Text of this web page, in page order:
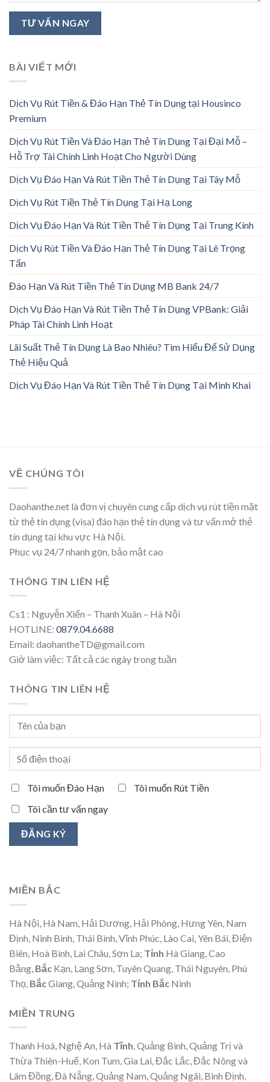
BÀI VIẾT MỚI
Dịch Vụ Rút Tiền & Đáo Hạn Thẻ Tín Dụng tại Housinco
Premium
Dịch Vụ Rút Tiền Và Đáo Hạn Thẻ Tín Dụng Tại Đại Mỗ –
Hỗ Trợ Tài Chính Linh Hoạt Cho Người Dùng
Dịch Vụ Đáo Hạn Và Rút Tiền Thẻ Tín Dụng Tại Tây Mỗ
Dịch Vụ Rút Tiền Thẻ Tín Dụng Tại Hạ Long
Dịch Vụ Đáo Hạn Và Rút Tiền Thẻ Tín Dụng Tại Trung Kính
Dịch Vụ Rút Tiền Và Đáo Hạn Thẻ Tín Dụng Tại Lê Trọng
Tấn
Đáo Hạn Và Rút Tiền Thẻ Tín Dụng MB Bank 24/7
Dịch Vụ Đáo Hạn Và Rút Tiền Thẻ Tín Dụng VPBank: Giải
Pháp Tài Chính Linh Hoạt
Lãi Suất Thẻ Tín Dụng Là Bao Nhiêu? Tìm Hiểu Để Sử Dụng
Thẻ Hiệu Quả
Dịch Vụ Đáo Hạn Và Rút Tiền Thẻ Tín Dụng Tại Minh Khai
VỀ CHÚNG TÔI
Daohanthe.net là đơn vị chuyên cung cấp dịch vụ rút tiền mặt
từ thẻ tín dụng (visa) đáo hạn thẻ tín dụng và tư vấn mở thẻ
tín dụng tại khu vực Hà Nội.
Phục vụ 24/7 nhanh gọn, bảo mật cao
THÔNG TIN LIÊN HỆ
Cs1 : Nguyễn Xiển – Thanh Xuân – Hà Nội
HOTLINE: 0879.04.6688
Email: daohantheTD@gmail.com
Giờ làm việc: Tất cả các ngày trong tuần
THÔNG TIN LIÊN HỆ
Tôi muốn Đáo Hạn
Tôi muốn Rút Tiền
Tôi cần tư vấn ngay
MIỀN BẮC
Hà Nội, Hà Nam, Hải Dương, Hải Phòng, Hưng Yên, Nam
Định, Ninh Bình, Thái Bình, Vĩnh Phúc, Lào Cai, Yên Bái, Điện
Biên, Hoà Bình, Lai Châu, Sơn La; Tỉnh Hà Giang, Cao
Bằng, Bắc Kạn, Lạng Sơn, Tuyên Quang, Thái Nguyên, Phú
Thọ, BắcGiang, Quảng Ninh; Tỉnh Bắc Ninh
MIỀN TRUNG
Thanh Hoá, Nghệ An, Hà Tĩnh, Quảng Bình, Quảng Trị và
Thừa Thiên-Huế, Kon Tum, Gia Lai, Đắc Lắc, Đắc Nông và
Lâm Đồng, Đà Nẵng, Quảng Nam, Quảng Ngãi, Bình Định,